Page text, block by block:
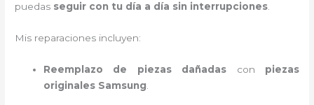
puedas seguir con tu día a día sin interrupciones
Mis reparaciones incluyen:
Reemplazo de piezas dañadas con piezas
originales Samsung